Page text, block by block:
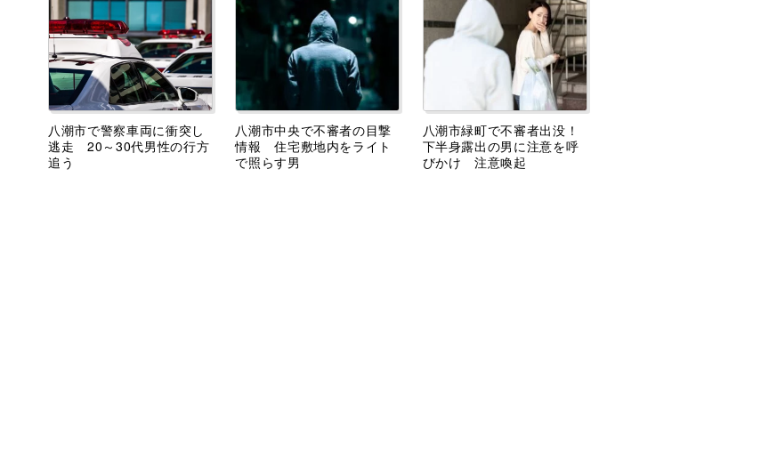
八潮市で警察車両に衝突し
逃走 20～30代男性の行方
追う
八潮市中央で不審者の目撃
情報 住宅敷地内をライト
で照らす男
八潮市緑町で不審者出没！
下半身露出の男に注意を呼
びかけ 注意喚起